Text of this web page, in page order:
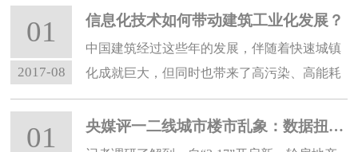
01
2017-08
信息化技术如何带动建筑工业化发展？
中国建筑经过这些年的发展，伴随着快速城镇
化成就巨大，但同时也带来了高污染、高能耗
和低质量、低效率等问题。
01 央媒评一二线城市楼市乱象：数据扭曲，房贷利率上浮误伤刚需